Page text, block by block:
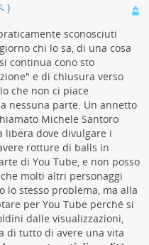
)
sconosciuti
chi lo sa, di una cosa
continua cono sto
e di chiusura verso
che non ci piace
nessuna parte. Un annetto
Michele Santoro
libera dove divulgare i
rotture di balls in
di You Tube, e non posso
molti altri personaggi
lo stesso problema, ma alla
per You Tube perché si
dalle visualizzazioni,
di tutto di avere una vita